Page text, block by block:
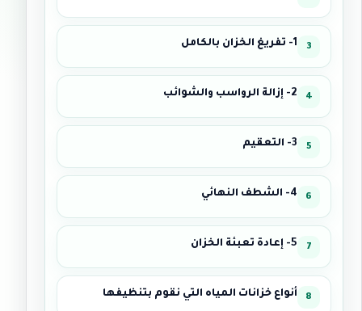
1- تفريغ الخزان بالكامل
2- إزالة الرواسب والشوائب
3- التعقيم
4- الشطف النهائي
5- إعادة تعبئة الخزان
أنواع خزانات المياه التي نقوم بتنظيفها